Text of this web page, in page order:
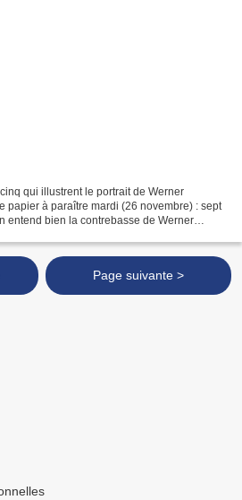
qui illustrent le portrait de Werner
papier à paraître mardi (26 novembre) : sept
entend bien la contrebasse de Werner
Page suivante >